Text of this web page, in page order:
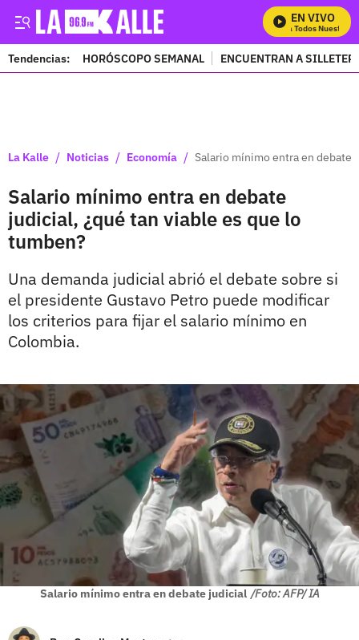
EN VIVO
Mira Todos Nuestros
Tendencias: HORÓSCOPO SEMANAL ENCUENTRAN A
La Kalle / Noticias / Economía / Salario mínimo entra en debate
Salario mínimo entra en debate
judicial, ¿qué tan viable es que lo
tumben?
Una demanda judicial abrió el debate sobre si
el presidente Gustavo Petro puede modificar
los criterios para fijar el salario mínimo en
Colombia.
Salario mínimo entra en debate judicial /Foto: AFP/ IA